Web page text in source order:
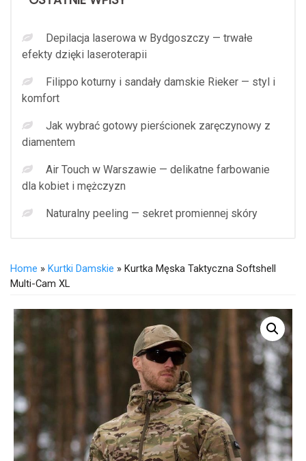
Depilacja laserowa w Bydgoszczy — trwałe
efekty dzięki laseroterapii
Filippo koturny i sandały damskie Rieker — styl i
komfort
Jak wybrać gotowy pierścionek zaręczynowy z
diamentem
Air Touch w Warszawie — delikatne farbowanie
dla kobiet i mężczyzn
Naturalny peeling — sekret promiennej skóry
Home » Kurtki Damskie » Kurtka Męska Taktyczna Softshell
Multi-Cam XL